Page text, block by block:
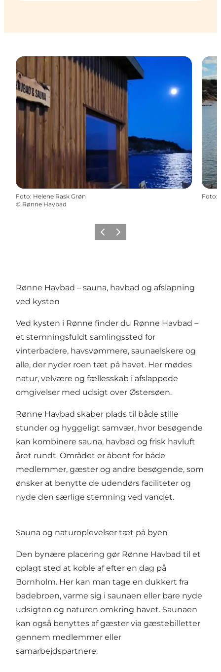
Foto: Helene Rask Grøn
© Rønne Havbad
Foto:
ForrigeNæste
Rønne Havbad – sauna, havbad og afslapning
ved kysten
Ved kysten i Rønne finder du Rønne Havbad –
et stemningsfuldt samlingssted for
vinterbadere, havsvømmere, saunaelskere og
alle, der nyder roen tæt på havet. Her mødes
natur, velvære og fællesskab i afslappede
omgivelser med udsigt over Østersøen.
Rønne Havbad skaber plads til både stille
stunder og hyggeligt samvær, hvor besøgende
kan kombinere sauna, havbad og frisk havluft
året rundt. Området er åbent for både
medlemmer, gæster og andre besøgende, som
ønsker at benytte de udendørs faciliteter og
nyde den særlige stemning ved vandet.
Sauna og naturoplevelser tæt på byen
Den bynære placering gør Rønne Havbad til et
oplagt sted at koble af efter en dag på
Bornholm. Her kan man tage en dukkert fra
badebroen, varme sig i saunaen eller bare nyde
udsigten og naturen omkring havet. Saunaen
kan også benyttes af gæster via gæstebilletter
gennem medlemmer eller
samarbejdspartnere.